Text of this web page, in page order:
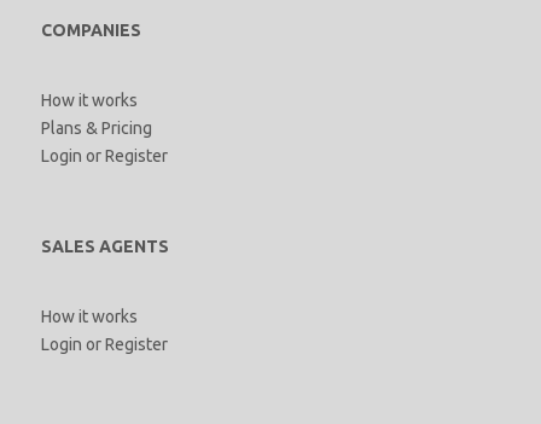
COMPANIES
How it works
Plans & Pricing
Login orRegister
SALES AGENTS
How it works
Login orRegister